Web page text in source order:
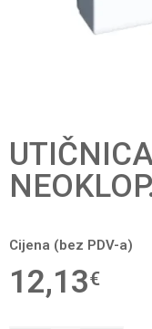
Cijena (bez PDV-a)
12,13€